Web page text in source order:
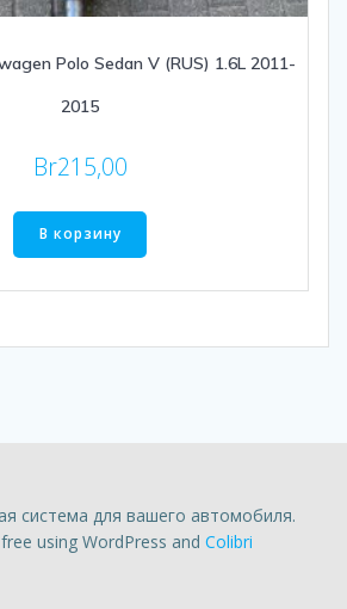
Polo Sedan V (RUS) 1.6L 2011-
2015
Br215,00
В корзину
система для вашего автомобиля.
using WordPress and Colibri